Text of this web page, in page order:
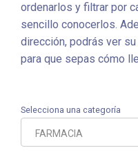
ordenarlos y filtrar por
sencillo conocerlos.
dirección, podrás ver
para que sepas cómo
Selecciona una categoría
FARMACIA